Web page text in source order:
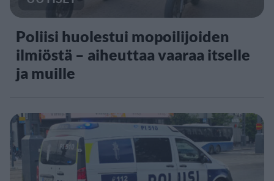
Poliisi huolestui mopoilijoiden
ilmiöstä – aiheuttaa vaaraa itselle
ja muille